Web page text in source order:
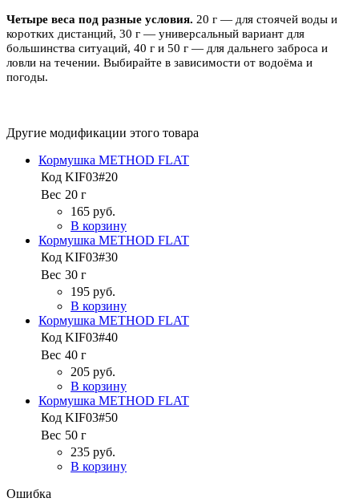
Четыре веса под разные условия. 20 г — для стоячей воды и
коротких дистанций, 30 г — универсальный вариант для
большинства ситуаций, 40 г и 50 г — для дальнего заброса и
ловли на течении. Выбирайте в зависимости от водоёма и
погоды.
Другие модификации этого товара
Кормушка METHOD FLAT
Код KIF03#20
Вес 20 г
165 руб.
В корзину
Кормушка METHOD FLAT
Код KIF03#30
Вес 30 г
195 руб.
В корзину
Кормушка METHOD FLAT
Код KIF03#40
Вес 40 г
205 руб.
В корзину
Кормушка METHOD FLAT
Код KIF03#50
Вес 50 г
235 руб.
В корзину
Ошибка